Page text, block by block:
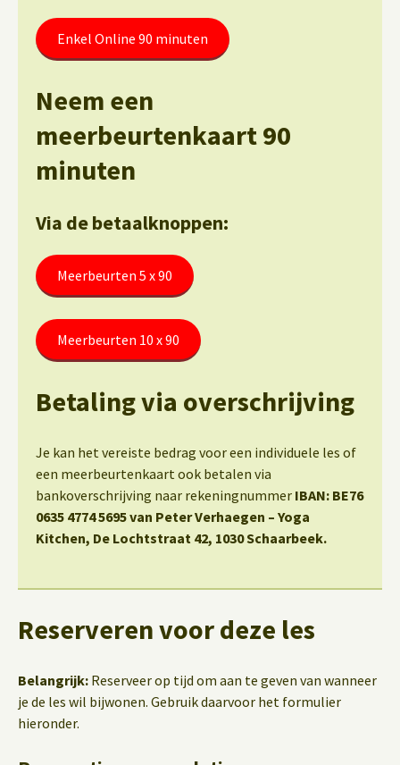
Enkel Online 90 minuten
Neem een
meerbeurtenkaart 90
minuten
Via de betaalknoppen:
Meerbeurten 5 x 90
Meerbeurten 10 x 90
Betaling via overschrijving
Je kan het vereiste bedrag voor een individuele les of
een meerbeurtenkaart ook betalen via
bankoverschrijving naar rekeningnummer IBAN: BE76
0635 4774 5695 van Peter Verhaegen – Yoga
Kitchen, De Lochtstraat 42, 1030 Schaarbeek.
Reserveren voor deze les
Belangrijk: Reserveer op tijd om aan te geven van wanneer
je de les wil bijwonen. Gebruik daarvoor het formulier
hieronder.